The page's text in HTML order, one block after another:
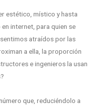
estético, místico y hasta
internet, para quien se
atraídos por las
a ella, la proporción
e ingenieros la usan
que, reduciéndolo a